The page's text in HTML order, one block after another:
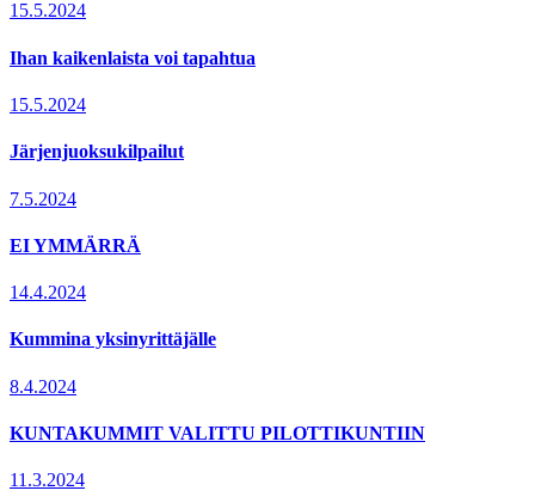
15.5.2024
Ihan kaikenlaista voi tapahtua
15.5.2024
Järjenjuoksukilpailut
7.5.2024
EI YMMÄRRÄ
14.4.2024
Kummina yksinyrittäjälle
8.4.2024
KUNTAKUMMIT VALITTU PILOTTIKUNTIIN
11.3.2024